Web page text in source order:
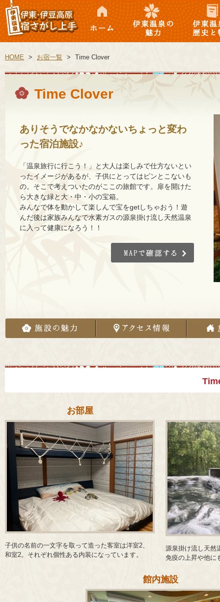
HOME > お宿一覧 > Time Clover
Time Clover
ありそうでなかなかないちょっと変わ
った宿泊施設♪
「温泉旅行に行こう！」と大人は楽しみで仕方ないとい
ったイメージがあるが、子供にとってはピンとこないも
の。そこで考えついたのがここの旅館です。扉を開けた
ら大きな緑と大・中・小の宝箱。
みんなで体を動かして楽しんで宝をgetしちゃおう！遊
んだ後は家族みんなで水素ガスの源泉掛け流し天然温泉
に入って健康になろう！！
お部屋
子供の名前の一文字を取って造った客室は洋室2、
和室2。それぞれ個性ある内装になっています。
源泉掛け流し天然
免疫の上昇や他に
館内施設